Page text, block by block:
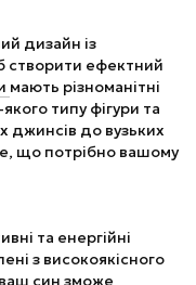
дизайн із
створити ефектний
мають різноманітні
типу фігури та
джинсів до вузьких
що потрібно вашому
та енергійні
з високоякісного
син зможе